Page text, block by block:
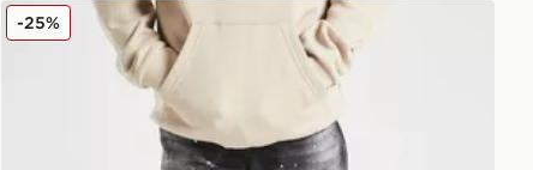
Supply & Demand Denver Denim Jeans Junior
-25%